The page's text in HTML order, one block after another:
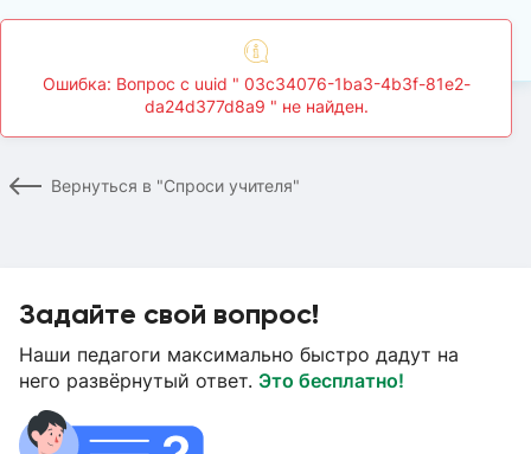
Спроси учителя Страница вопроса
Вернуться в "Спроси учителя"
Задайте свой вопрос!
Наши педагоги максимально быстро дадут на
него развёрнутый ответ. Это бесплатно!